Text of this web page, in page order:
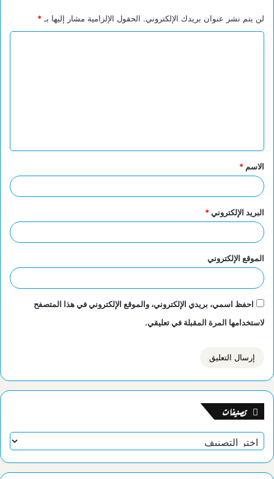
لن يتم نشر عنوان بريدك الإلكتروني. الحقول الإلزامية مشار إليها بـ *
ق
*
الاسم *
البريد الإلكتروني*
الموقع الإلكتروني
احفظ اسمي، بريدي الإلكتروني، والموقع الإلكتروني في هذا المتصفح
لاستخدامها المرة المقبلة في تعليقي.
تصنيفات
تصنيفات